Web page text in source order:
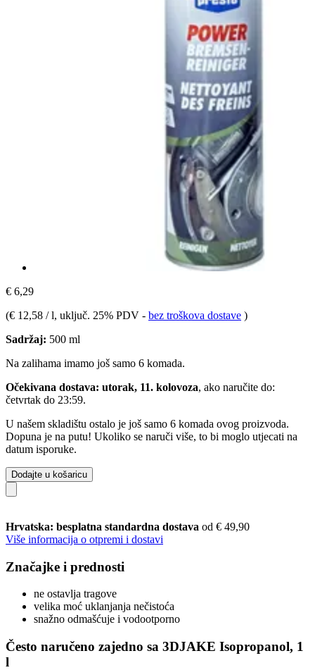
€ 6,29
(€ 12,58 / l, uključ. 25% PDV - bez troškova dostave )
Sadržaj: 500 ml
Na zalihama imamo još samo 6 komada.
Očekivana dostava: utorak, 11. kolovoza, ako naručite do:
četvrtak do 23:59.
U našem skladištu ostalo je još samo 6 komada ovog proizvoda.
Dopuna je na putu! Ukoliko se naruči više, to bi moglo utjecati na
datum isporuke.
Dodajte u košaricu
Hrvatska: besplatna standardna dostava od € 49,90
Više informacija o otpremi i dostavi
Značajke i prednosti
ne ostavlja tragove
velika moć uklanjanja nečistoća
snažno odmašćuje i vodootporno
Često naručeno zajedno sa 3DJAKE Isopropanol, 1
l